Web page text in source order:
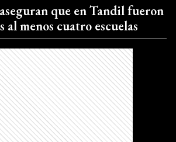
que en Tandil fueron
al menos cuatro escuelas